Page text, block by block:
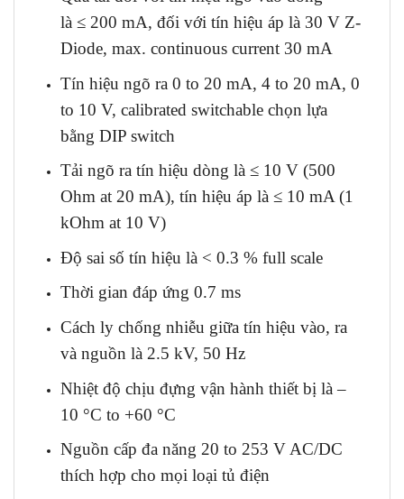
là ≤ 200 mA, đối với tín hiệu áp là 30 V Z-
Diode, max. continuous current 30 mA
Tín hiệu ngõ ra 0 to 20 mA, 4 to 20 mA, 0
to 10 V, calibrated switchable chọn lựa
bằng DIP switch
Tải ngõ ra tín hiệu dòng là ≤ 10 V (500
Ohm at 20 mA), tín hiệu áp là ≤ 10 mA (1
kOhm at 10 V)
Độ sai số tín hiệu là < 0.3 % full scale
Thời gian đáp ứng 0.7 ms
Cách ly chống nhiễu giữa tín hiệu vào, ra
và nguồn là 2.5 kV, 50 Hz
Nhiệt độ chịu đựng vận hành thiết bị là –
10 °C to +60 °C
Nguồn cấp đa năng 20 to 253 V AC/DC
thích hợp cho mọi loại tủ điện